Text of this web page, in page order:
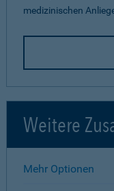
medizinischen
Weitere
Mehr Optionen